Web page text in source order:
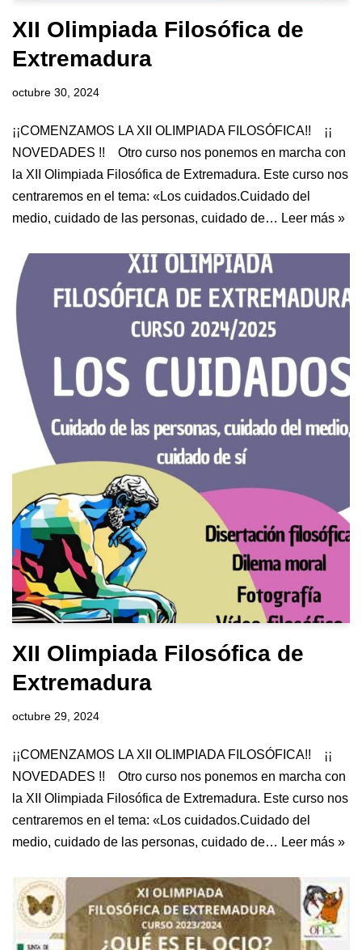
XII Olimpiada Filosófica de
Extremadura
octubre 30, 2024
¡¡COMENZAMOS LA XII OLIMPIADA FILOSÓFICA!! ¡¡
NOVEDADES !! Otro curso nos ponemos en marcha con
la XII Olimpiada Filosófica de Extremadura. Este curso nos
centraremos en el tema: «Los cuidados.Cuidado del
medio, cuidado de las personas, cuidado de… Leer más »
XII Olimpiada Filosófica de
Extremadura
octubre 29, 2024
¡¡COMENZAMOS LA XII OLIMPIADA FILOSÓFICA!! ¡¡
NOVEDADES !! Otro curso nos ponemos en marcha con
la XII Olimpiada Filosófica de Extremadura. Este curso nos
centraremos en el tema: «Los cuidados.Cuidado del
medio, cuidado de las personas, cuidado de… Leer más »